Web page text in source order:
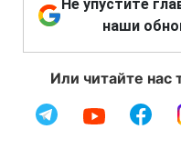
Не упустите
наши
Или читайте нас